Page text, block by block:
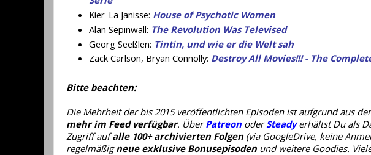
Kier-La Janisse: House of Psychotic Women
Alan Sepinwall: The Revolution Was Televised
Georg Seeßlen: Tintin, und wie er die Welt sah
Zack Carlson, Bryan Connolly: Destroy All Movies!!! - The
Bitte beachten:
Die Mehrheit der bis 2015 veröffentlichten Episoden ist aufgrund aus
mehr im Feed verfügbar. ÜberPatreon oderSteadyerhältst Du als
Zugriff aufalle 100+ archivierten Folgen (via GoogleDrive, keine
regelmäßigneue exklusive Bonusepisoden und weitere Goodies.